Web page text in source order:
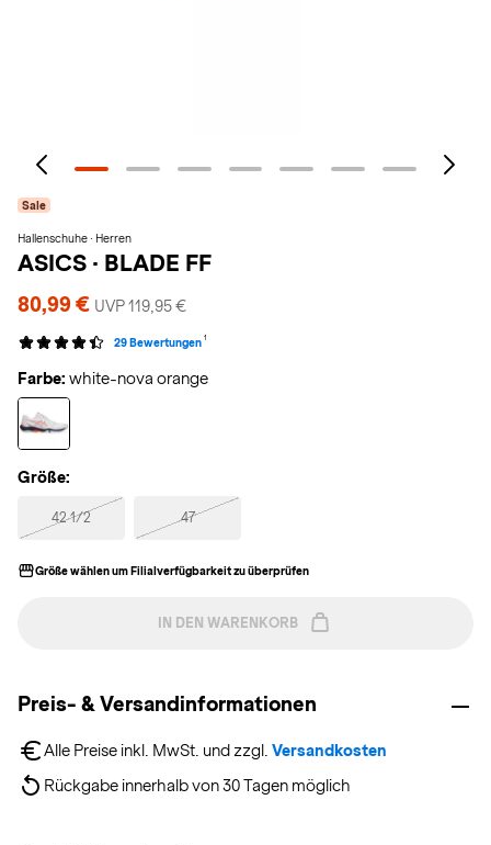
Sale
Hallenschuhe · Herren
ASICS · BLADE FF
80,99 € UVP 119,95 €
29 Bewertungen 1
Farbe: white-nova orange
Größe:
42 1/2 47
Größe wählen um Filialverfügbarkeit zu überprüfen
IN DEN WARENKORB
Preis- & Versandinformationen
Alle Preise inkl. MwSt. und zzgl. Versandkosten
Rückgabe innerhalb von 30 Tagen möglich